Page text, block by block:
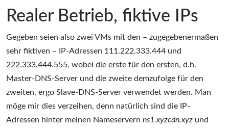
Realer Betrieb, fiktive IPs
Gegeben seien also zwei VMs mit den – zugegebenermaßen
sehr fiktiven – IP-Adressen 111.222.333.444 und
222.333.444.555, wobei die erste für den ersten, d.h.
Master-DNS-Server und die zweite demzufolge für den
zweiten, ergo Slave-DNS-Server verwendet werden. Man
möge mir dies verzeihen, denn natürlich sind die IP-
Adressen hinter meinen Nameservern ns1.xyzcdn.xyz und